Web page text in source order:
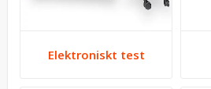
Elektroniskt test